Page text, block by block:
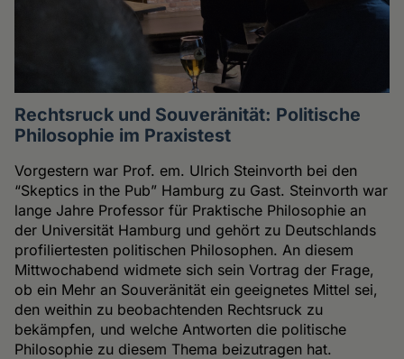
Rechtsruck und Souveränität: Politische
Philosophie im Praxistest
Vorgestern war Prof. em. Ulrich Steinvorth bei den
“Skeptics in the Pub” Hamburg zu Gast. Steinvorth war
lange Jahre Professor für Praktische Philosophie an
der Universität Hamburg und gehört zu Deutschlands
profiliertesten politischen Philosophen. An diesem
Mittwochabend widmete sich sein Vortrag der Frage,
ob ein Mehr an Souveränität ein geeignetes Mittel sei,
den weithin zu beobachtenden Rechtsruck zu
bekämpfen, und welche Antworten die politische
Philosophie zu diesem Thema beizutragen hat.